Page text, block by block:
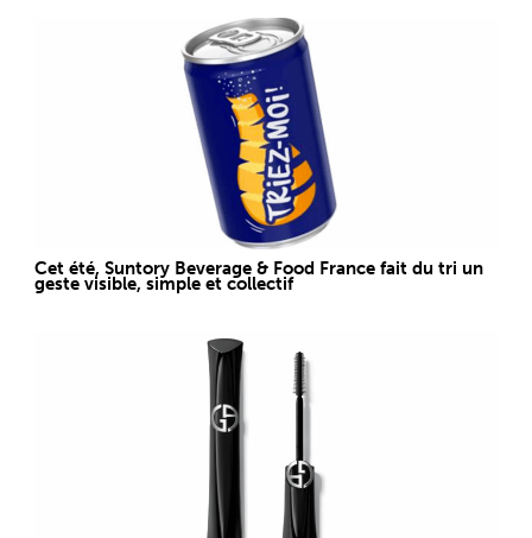
Cet été, Suntory Beverage & Food France fait du tri un
geste visible, simple et collectif